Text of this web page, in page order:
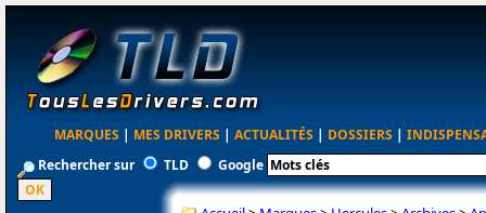
MARQUES | MES DRIVERS | ACTUALITÉS | DOSSIERS |
Rechercher sur
TLD Google